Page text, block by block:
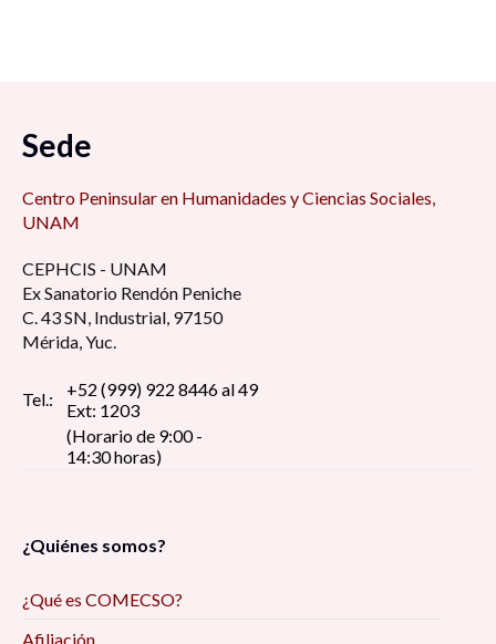
Sede
Centro Peninsular en Humanidades y Ciencias Sociales,
UNAM
CEPHCIS - UNAM
Ex Sanatorio Rendón Peniche
C. 43 SN, Industrial, 97150
Mérida, Yuc.
Tel.:
+52 (999) 922 8446 al 49
Ext: 1203
(Horario de 9:00 -
14:30 horas)
¿Quiénes somos?
¿Qué es COMECSO?
Afiliación